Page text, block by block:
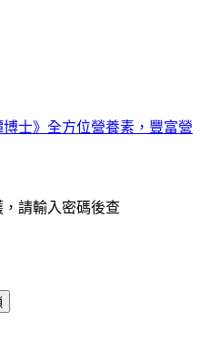
博士》全方位營養素，豐富營
請輸入密碼後查